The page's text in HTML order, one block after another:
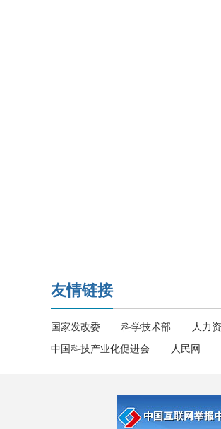
友情链接
国家发改委 科学技术部 人力
中国科技产业化促进会
人民网